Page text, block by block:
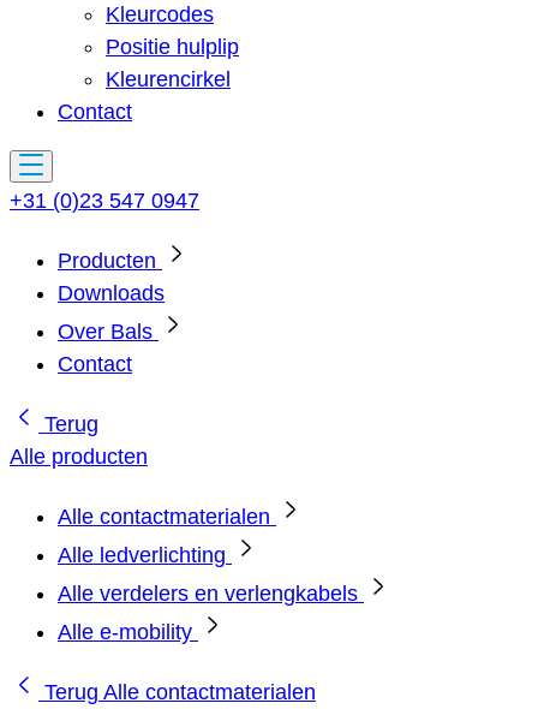
Kleurcodes
Positie hulplip
Kleurencirkel
Contact
+31 (0)23 547 0947
Producten
Downloads
Over Bals
Contact
Terug
Alle producten
Alle contactmaterialen
Alle ledverlichting
Alle verdelers en verlengkabels
Alle e-mobility
Terug Alle contactmaterialen